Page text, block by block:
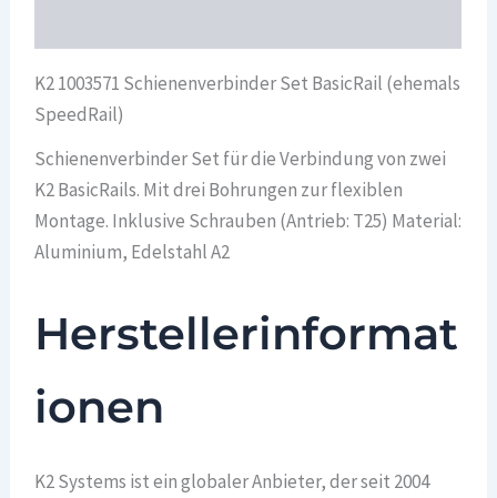
K2 1003571 Schienenverbinder Set BasicRail (ehemals
SpeedRail)
Schienenverbinder Set für die Verbindung von zwei
K2 BasicRails. Mit drei Bohrungen zur flexiblen
Montage. Inklusive Schrauben (Antrieb: T25) Material:
Aluminium, Edelstahl A2
Herstellerinformat
ionen
K2 Systems ist ein globaler Anbieter, der seit 2004